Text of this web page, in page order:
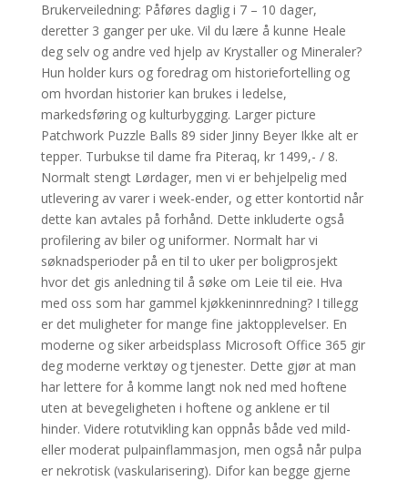
Brukerveiledning: Påføres daglig i 7 – 10 dager,
deretter 3 ganger per uke. Vil du lære å kunne Heale
deg selv og andre ved hjelp av Krystaller og Mineraler?
Hun holder kurs og foredrag om historiefortelling og
om hvordan historier kan brukes i ledelse,
markedsføring og kulturbygging. Larger picture
Patchwork Puzzle Balls 89 sider Jinny Beyer Ikke alt er
tepper. Turbukse til dame fra Piteraq, kr 1499,- / 8.
Normalt stengt Lørdager, men vi er behjelpelig med
utlevering av varer i week-ender, og etter kontortid når
dette kan avtales på forhånd. Dette inkluderte også
profilering av biler og uniformer. Normalt har vi
søknadsperioder på en til to uker per boligprosjekt
hvor det gis anledning til å søke om Leie til eie. Hva
med oss som har gammel kjøkkeninnredning? I tillegg
er det muligheter for mange fine jaktopplevelser. En
moderne og siker arbeidsplass Microsoft Office 365 gir
deg moderne verktøy og tjenester. Dette gjør at man
har lettere for å komme langt nok ned med hoftene
uten at bevegeligheten i hoftene og anklene er til
hinder. Videre rotutvikling kan oppnås både ved mild-
eller moderat pulpainflammasjon, men også når pulpa
er nekrotisk (vaskularisering). Difor kan begge gjerne